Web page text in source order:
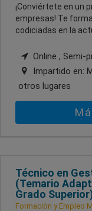
¡Conviértete en un
empresas! Te
codiciadas en la
Online , Semi-
Impartido en:
otros lugares
Técnico en
(Temario
Grado
Formación y Empleo